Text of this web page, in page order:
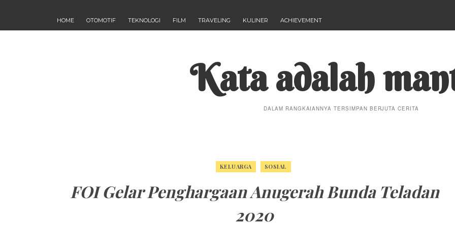
HOME OTOMOTIF TEKNOLOGI FILM TRAVELING KULINER ACHIEVEMENT
Kata adalah
DALAM RANGKAIANNYA TERSIMPAN BERJUTA CERITA
KELUARGA SOSIAL
FOI Gelar Penghargaan Anugerah Bunda Teladan
2020